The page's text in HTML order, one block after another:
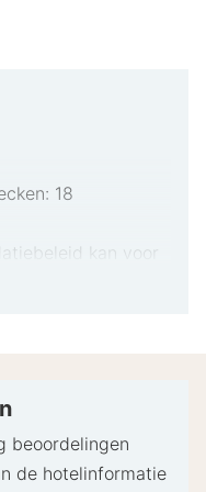
Waterloo Golf
18
kan voor
worden
te verstrekken
voorbehoud van
beoordelingen
de hotelinformatie